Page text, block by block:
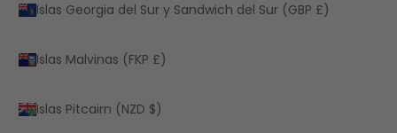
Islas Georgia del Sur y Sandwich del Sur (GBP £)
Islas Malvinas (FKP £)
Islas Pitcairn (NZD $)